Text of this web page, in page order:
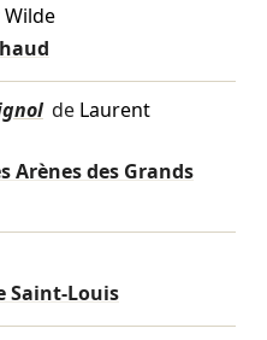
Wilde
de Laurent
Arènes des Grands
Saint-Louis